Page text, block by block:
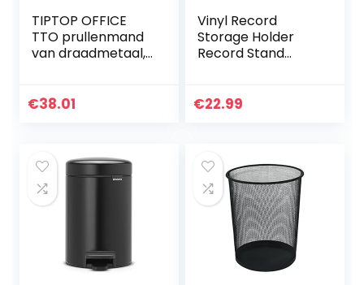
TIPTOP OFFICE
TTO prullenmand
van draadmetaal,
€38.01
Vinyl Record
Storage Holder
Record Stand
Store en geschikt
€22.99